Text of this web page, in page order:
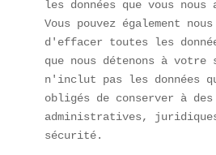
les données que vous
Vous pouvez également nous
d'effacer toutes les
que nous détenons à
n'inclut pas les données
obligés de conserver à
administratives,
sécurité.